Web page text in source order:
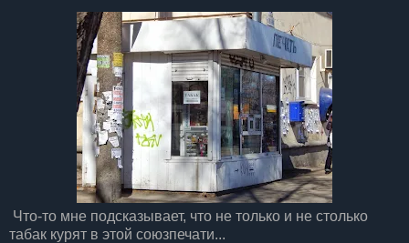
Что-то мне подсказывает, что не только и не столько
табак курят в этой союзпечати...